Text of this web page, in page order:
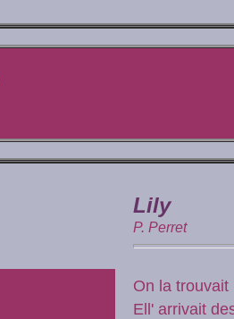
Lily
P. Perret
On la
Ell' arrivait